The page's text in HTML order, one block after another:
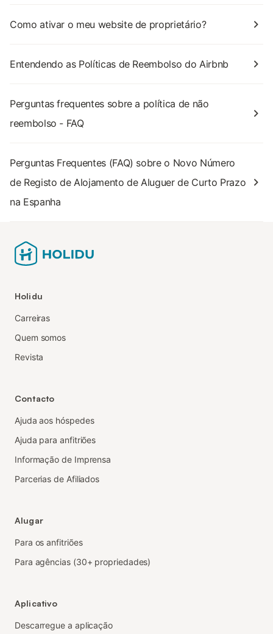
Como ativar o meu website de proprietário?
Entendendo as Políticas de Reembolso do Airbnb
Perguntas frequentes sobre a política de não
reembolso - FAQ
Perguntas Frequentes (FAQ) sobre o Novo Número
de Registo de Alojamento de Aluguer de Curto Prazo
na Espanha
Holidu
Carreiras
Quem somos
Revista
Contacto
Ajuda aos hóspedes
Ajuda para anfitriões
Informação de Imprensa
Parcerias de Afiliados
Alugar
Para os anfitriões
Para agências (30+ propriedades)
Aplicativo
Descarregue a aplicação